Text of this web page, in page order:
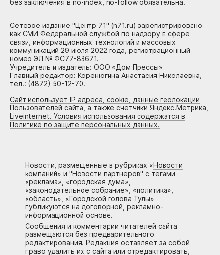
без заключения в no-index, no-follow обязательна.
Сетевое издание "Центр 71" (n71.ru) зарегистрировано
как СМИ Федеральной службой по надзору в сфере
связи, информационных технологий и массовых
коммуникаций 29 июля 2022 года, регистрационный
номер ЭЛ № ФС77-83671.
Учредитель и издатель: ООО «Дом Прессы»
Главный редактор: Коренюгина Анастасия Николаевна,
тел.: (4872) 50-12-70.
Сайт использует IP адреса, cookie, данные геолокации
Пользователей сайта, а также счетчики Яндекс.Метрика,
Liveinternet. Условия использования содержатся в
Политике по защите персональных данных.
Новости, размещенные в рубриках «Новости
компаний» и "Новости партнеров" с тегами
«реклама», «городская дума»,
«законодательное собрание», «политика»,
«область», «Городской голова Тулы»
публикуются на договорной, рекламно-
информационной основе.
Сообщения и комментарии читателей сайта
размещаются без предварительного
редактирования. Редакция оставляет за собой
право удалить их с сайта или отредактировать,